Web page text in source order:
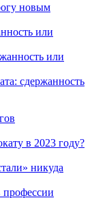
новым
или
сдержанность
в 2023 году?
никуда